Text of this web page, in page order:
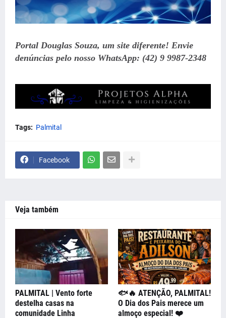
Portal Douglas Souza, um site diferente! Envie
denúncias pelo nosso WhatsApp: (42) 9 9987-2348
Tags: Palmital
Facebook
Veja também
PALMITAL | Vento forte
destelha casas na
comunidade Linha
🐟🔥 ATENÇÃO, PALMITAL!
O Dia dos Pais merece um
almoço especial! ❤️